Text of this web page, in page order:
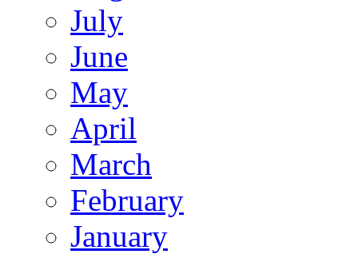
July
June
May
April
March
February
January